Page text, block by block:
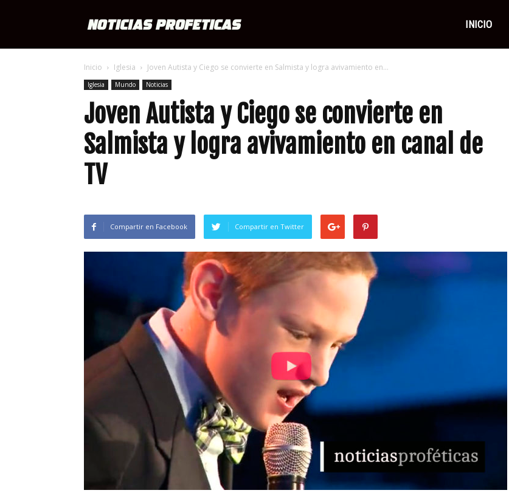
Proféticas
INICIO
Inicio Iglesia Joven Autista y Ciego se convierte en Salmista y logra avivamiento en...
Iglesia Mundo Noticias
Joven Autista y Ciego se convierte en
Salmista y logra avivamiento en canal de
TV
Compartir en Facebook Compartir en Twitter